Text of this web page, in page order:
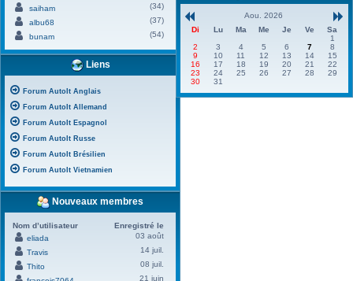
saiham
(34)
albu68
(37)
bunam
(54)
Liens
Forum AutoIt Anglais
Forum AutoIt Allemand
Forum AutoIt Espagnol
Forum AutoIt Russe
Forum AutoIt Brésilien
Forum AutoIt Vietnamien
Nouveaux membres
Nom d’utilisateur
Enregistré le
eliada
03 août
Travis
14 juil.
Thito
08 juil.
21 juin
Aou. 2026
Di
Lu Ma Me Je Ve
Sa
1
2
3 4 5 6 7
8
9
10 11 12 13 14
15
16
17 18 19 20 21
22
23
24 25 26 27 28
29
30
31